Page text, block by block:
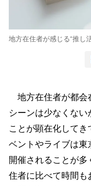
地方在住者が感じる“推し
地方在住者が都会
シーンは少なくな
ことが顕在化してき
ベントやライブは
開催されることが
住者に比べて時間も